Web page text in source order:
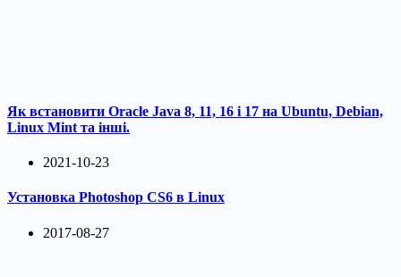
Як встановити Oracle Java 8, 11, 16 і 17 на Ubuntu, Debian,
Linux Mint та інші.
2021-10-23
Установка Photoshop CS6 в Linux
2017-08-27